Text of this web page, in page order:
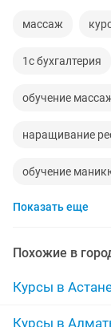
массаж
1с бухгалтерия
обучение
наращивание
обучение
дизайнер
перманентный
массаж детский
Показать еще
Похожие в
Курсы в
Курсы в